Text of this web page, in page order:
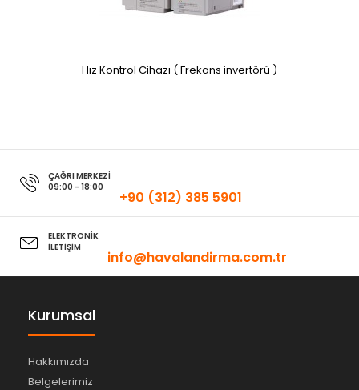
Hız Kontrol Cihazı ( Frekans invertörü )
ÇAĞRI MERKEZİ
09:00 - 18:00
+90 (312) 385 5901
ELEKTRONİK
İLETİŞİM
info@havalandirma.com.tr
Kurumsal
Hakkımızda
Belgelerimiz